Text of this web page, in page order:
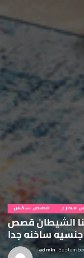
قصص سكس
سنة وثالثنا الشيطان قصص
جنسيه ساخنه جدا
Posted
admin